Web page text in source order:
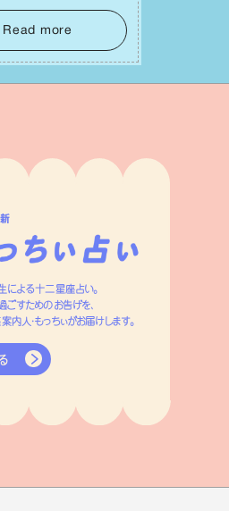
いよう、⼼にしっかりブ
と。この意識の切り替
確かな安⼼感をもたらす
Read more
による十二星座占い。
すためのお告げを、
人・もっちぃがお届けします。